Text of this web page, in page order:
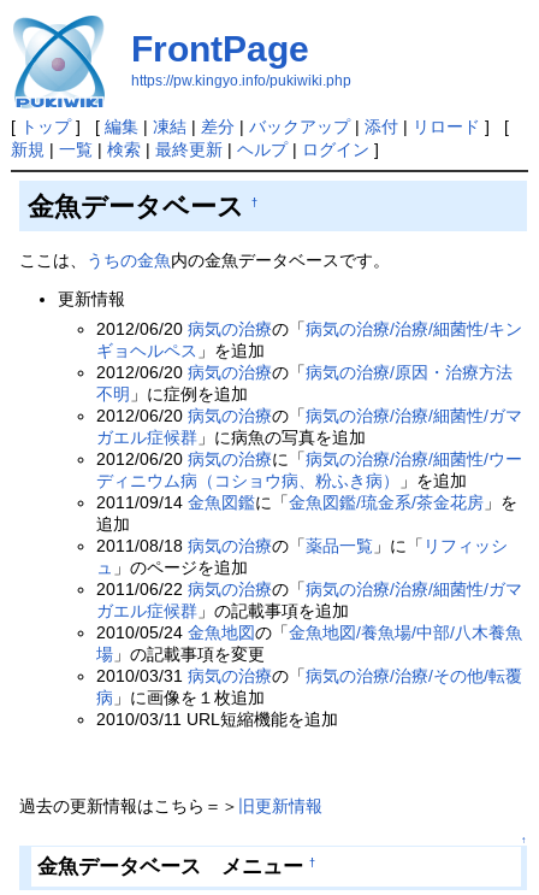
FrontPage
https://pw.kingyo.info/pukiwiki.php
[ トップ] [ 編集| 凍結| 差分| バックアップ| 添付| リロード ] [
新規 | 一覧| 検索| 最終更新| ヘルプ| ログイン ]
金魚データベース †
ここは、 うちの金魚内の金魚データベースです。
更新情報
2012/06/20病気の治療の「病気の治療/治療/細菌性/キン
ギョヘルペス 」を追加
2012/06/20病気の治療の「病気の治療/原因・治療方法
不明 」に症例を追加
2012/06/20病気の治療の「病気の治療/治療/細菌性/ガマ
ガエル症候群 」に病魚の写真を追加
2012/06/20病気の治療に「病気の治療/治療/細菌性/ウー
ディニウム病（コショウ病、粉ふき病）
」を追加
2011/09/14金魚図鑑に「金魚図鑑/琉金系/茶金花房 」を
追加
2011/08/18病気の治療の「薬品一覧 」に「 リフィッシ
ュ 」のページを追加
2011/06/22病気の治療の「病気の治療/治療/細菌性/ガマ
ガエル症候群 」の記載事項を追加
2010/05/24金魚地図の「金魚地図/養魚場/中部/八木養魚
場 」の記載事項を変更
2010/03/31病気の治療の「病気の治療/治療/その他/転覆
病 」に画像を１枚追加
2010/03/11 URL短縮機能を追加
過去の更新情報はこちら＝＞ 旧更新情報
↑
金魚データベース メニュー†